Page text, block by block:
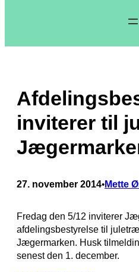
inviterer til
27. november 2014•Mette
Fredag den 5/12 inviterer
afdelingsbestyrelse til
Jægermarken. Husk
senest den 1. december.